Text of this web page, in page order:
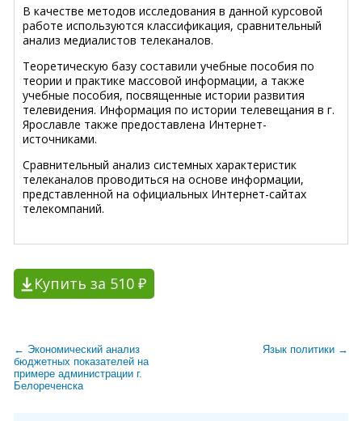
В качестве методов исследования в данной курсовой
работе используются классификация, сравнительный
анализ медиалистов телеканалов.
Теоретическую базу составили учебные пособия по
теории и практике массовой информации, а также
учебные пособия, посвященные истории развития
телевидения. Информация по истории телевещания в г.
Ярославле также предоставлена Интернет-
источниками.
Сравнительный анализ системных характеристик
телеканалов проводиться на основе информации,
представленной на официальных Интернет-сайтах
телекомпаний.
Купить за 510 ₽
← Экономический анализ
бюджетных показателей на
примере администрации г.
Белореченска
Язык политики →